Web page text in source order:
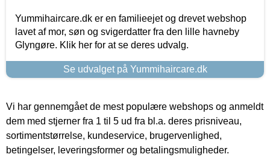
Yummihaircare.dk er en familieejet og drevet webshop
lavet af mor, søn og svigerdatter fra den lille havneby
Glyngøre. Klik her for at se deres udvalg.
Se udvalget på Yummihaircare.dk
Vi har gennemgået de mest populære webshops og anmeldt
dem med stjerner fra 1 til 5 ud fra bl.a. deres prisniveau,
sortimentstørrelse, kundeservice, brugervenlighed,
betingelser, leveringsformer og betalingsmuligheder.